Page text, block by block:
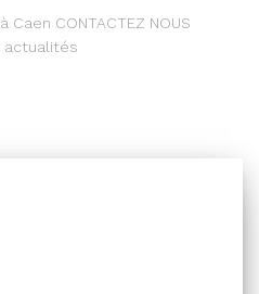
CONTACTEZ NOUS
actualités